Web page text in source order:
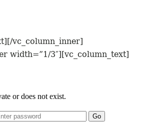
vc_column_inner]
width=”1/3″][vc_column_text]